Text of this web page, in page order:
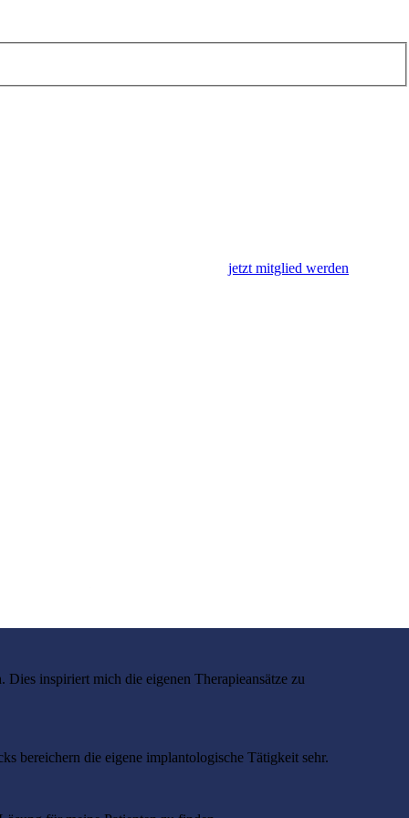
jetzt mitglied werden
inspiriert mich die eigenen Therapieansätze zu
bereichern die eigene implantologische Tätigkeit sehr.